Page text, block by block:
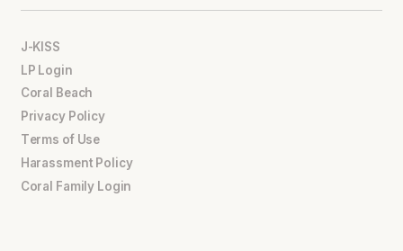
J-KISS
LP Login
Coral Beach
Privacy Policy
Terms of Use
Harassment Policy
Coral Family Login